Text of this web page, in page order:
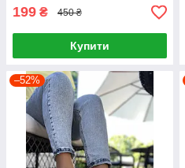
199 ₴ 450 ₴
Купити
–52%